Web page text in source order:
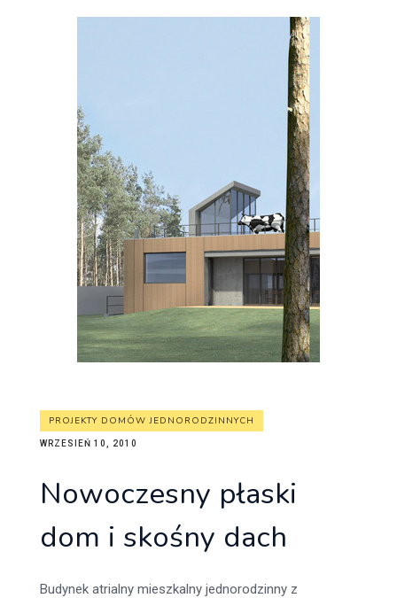
PROJEKTY DOMÓW JEDNORODZINNYCH
WRZESIEŃ 10, 2010
Nowoczesny płaski
dom i skośny dach
Budynek atrialny mieszkalny jednorodzinny z